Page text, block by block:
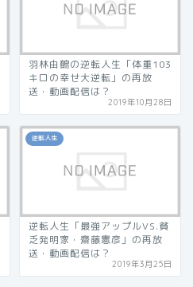
羽林由鶴の逆転人生「体重103
キロの幸せ大逆転」の再放
送・動画配信は？
2019年10月28日
逆転人生
逆転人生「最強アップルVS.貧
乏発明家・齋藤憲彦」の再放
送・動画配信は？
2019年3月25日